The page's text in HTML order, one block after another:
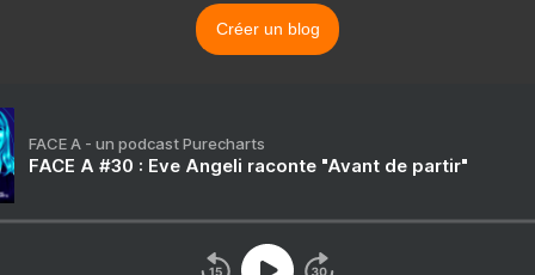
Créer un blog
FACE A - un podcast Purecharts
FACE A #30 : Eve Angeli raconte "Avant de partir"